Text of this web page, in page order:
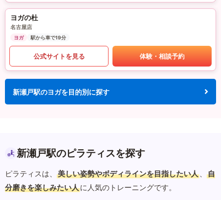
ヨガの杜
名古屋店
ヨガ 駅から車で19分
公式サイトを見る 体験・相談予約
新瀬戸駅のヨガを目的別に探す
新瀬戸駅のピラティスを探す
ピラティスは、 美しい姿勢やボディラインを目指したい人 、
自
分磨きを楽しみたい人に人気のトレーニングです。